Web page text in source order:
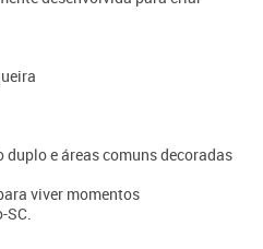
e áreas comuns decoradas
viver momentos